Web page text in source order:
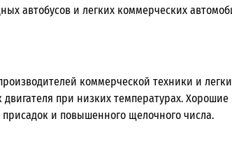
автобусов и легких коммерческих
коммерческой техники и
двигателя при низких температурах.
присадок и повышенного щелочного числа.